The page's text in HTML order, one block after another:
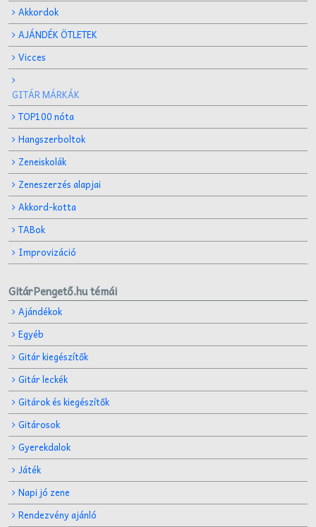
Akkordok
AJÁNDÉK ÖTLETEK
Vicces
GITÁR MÁRKÁK
TOP100 nóta
Hangszerboltok
Zeneiskolák
Zeneszerzés alapjai
Akkord-kotta
TABok
Improvizáció
GitárPengető.hu témái
Ajándékok
Egyéb
Gitár kiegészítők
Gitár leckék
Gitárok és kiegészítők
Gitárosok
Gyerekdalok
Játék
Napi jó zene
Rendezvény ajánló